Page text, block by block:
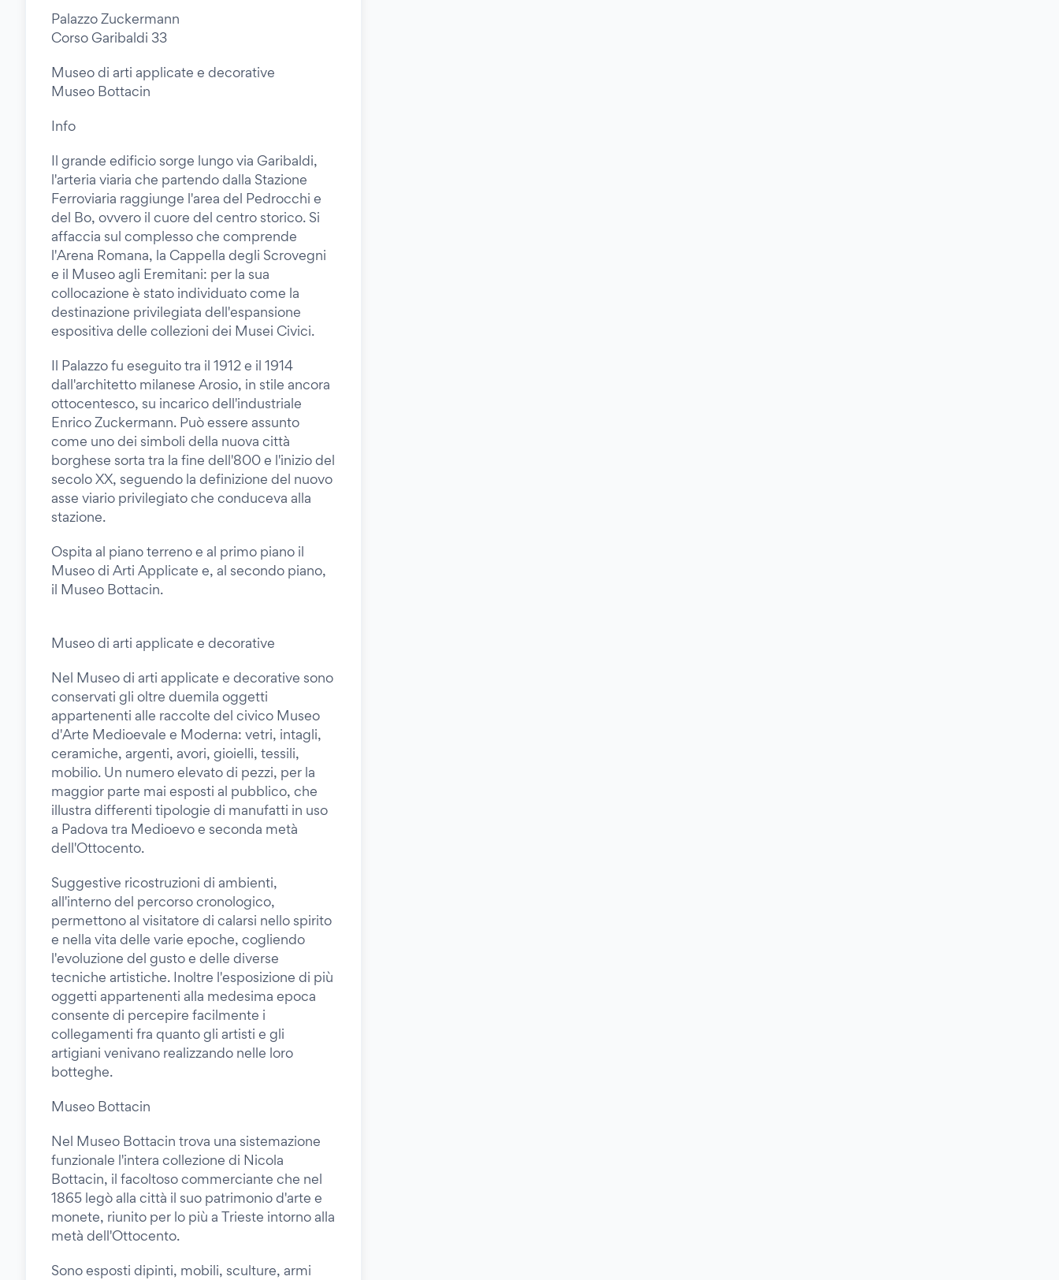
Palazzo Zuckermann
Corso Garibaldi 33
Museo di arti applicate e decorative
Museo Bottacin
Info
Il grande edificio sorge lungo via Garibaldi,
l'arteria viaria che partendo dalla Stazione
Ferroviaria raggiunge l'area del Pedrocchi e
del Bo, ovvero il cuore del centro storico. Si
affaccia sul complesso che comprende
l'Arena Romana, la Cappella degli Scrovegni
e il Museo agli Eremitani: per la sua
collocazione è stato individuato come la
destinazione privilegiata dell'espansione
espositiva delle collezioni dei Musei Civici.
Il Palazzo fu eseguito tra il 1912 e il 1914
dall'architetto milanese Arosio, in stile ancora
ottocentesco, su incarico dell'industriale
Enrico Zuckermann. Può essere assunto
come uno dei simboli della nuova città
borghese sorta tra la fine dell'800 e l'inizio del
secolo XX, seguendo la definizione del nuovo
asse viario privilegiato che conduceva alla
stazione.
Ospita al piano terreno e al primo piano il
Museo di Arti Applicate e, al secondo piano,
il Museo Bottacin.
Museo di arti applicate e decorative
Nel Museo di arti applicate e decorative sono
conservati gli oltre duemila oggetti
appartenenti alle raccolte del civico Museo
d'Arte Medioevale e Moderna: vetri, intagli,
ceramiche, argenti, avori, gioielli, tessili,
mobilio. Un numero elevato di pezzi, per la
maggior parte mai esposti al pubblico, che
illustra differenti tipologie di manufatti in uso
a Padova tra Medioevo e seconda metà
dell'Ottocento.
Suggestive ricostruzioni di ambienti,
all'interno del percorso cronologico,
permettono al visitatore di calarsi nello spirito
e nella vita delle varie epoche, cogliendo
l'evoluzione del gusto e delle diverse
tecniche artistiche. Inoltre l'esposizione di più
oggetti appartenenti alla medesima epoca
consente di percepire facilmente i
collegamenti fra quanto gli artisti e gli
artigiani venivano realizzando nelle loro
botteghe.
Museo Bottacin
Nel Museo Bottacin trova una sistemazione
funzionale l'intera collezione di Nicola
Bottacin, il facoltoso commerciante che nel
1865 legò alla città il suo patrimonio d'arte e
monete, riunito per lo più a Trieste intorno alla
metà dell'Ottocento.
Sono esposti dipinti, mobili, sculture, armi